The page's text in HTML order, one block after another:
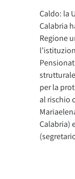
Caldo: la
Calabria
Regione
per la
al rischio
Calabria)